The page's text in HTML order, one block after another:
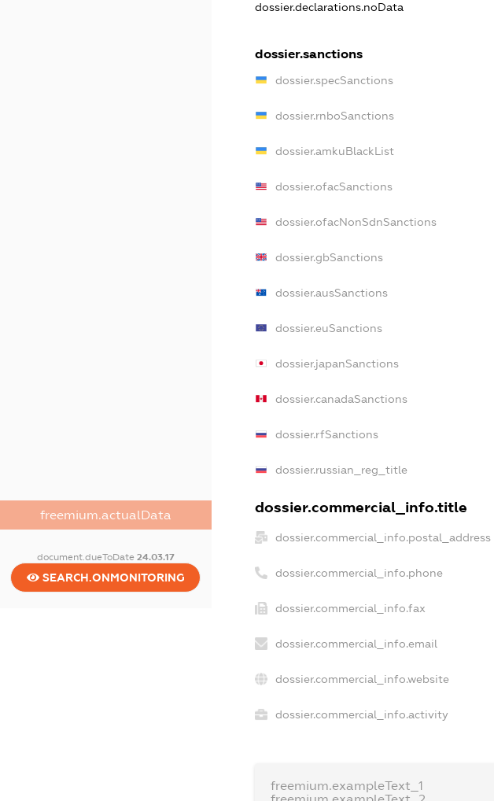
freemium.actualData
document.dueToDate 24.03.17
SEARCH.ONMONITORING
dossier.declarations.noData
dossier.sanctions
dossier.specSanctions
dossier.rnboSanctions
dossier.amkuBlackList
dossier.ofacSanctions
dossier.ofacNonSdnSanctions
dossier.gbSanctions
dossier.ausSanctions
dossier.euSanctions
dossier.japanSanctions
dossier.canadaSanctions
dossier.rfSanctions
dossier.russian_reg_title
dossier.commercial_info.title
dossier.commercial_info.postal_address
dossier.commercial_info.phone
dossier.commercial_info.fax
dossier.commercial_info.email
dossier.commercial_info.website
dossier.commercial_info.activity
freemium.exampleText_1